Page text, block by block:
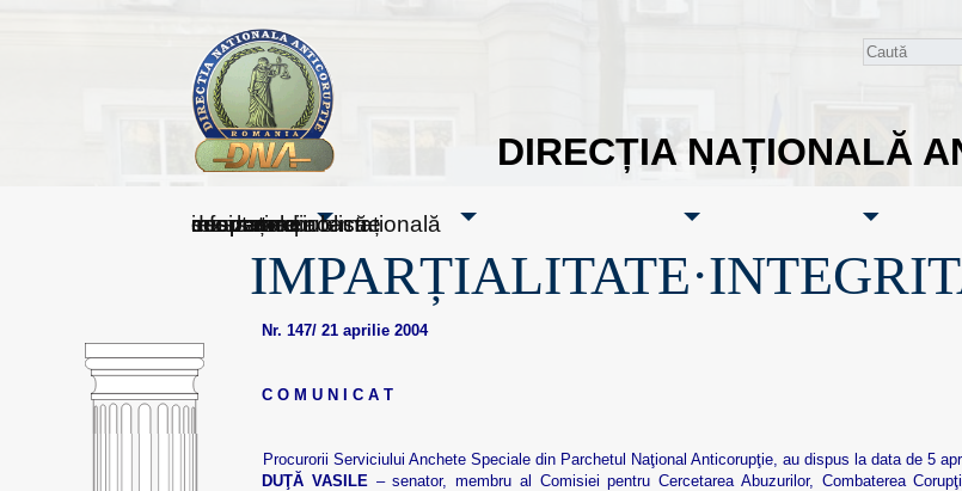
DIRECȚIA NAȚIONALĂ
sesizați-ne
despre noi
rezultatele noastre
mass media
informare publică
cooperare internațională
Nr. 147/ 21 aprilie 2004
C O M U N I C A T
Procurorii Serviciului Anchete Speciale din Parchetul Naţional Anticorupţie, au dispus la data de 5
DUŢĂ VASILE– senator, membru al Comisiei pentru Cercetarea Abuzurilor, Combaterea